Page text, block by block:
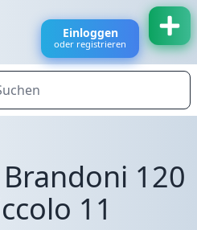
Einloggen
oder registrieren
120
11